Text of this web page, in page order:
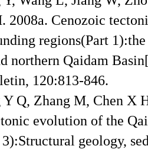
2008a. Cenozoic
regions(Part
northern Qaidam
120:813-846.
Q, Zhang M, Chen X
evolution of the
geology,